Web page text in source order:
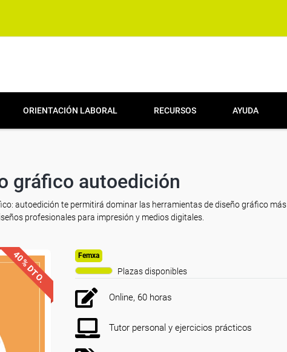
ORIENTACIÓN LABORAL RECURSOS AYUDA
gráfico autoedición
autoedición te permitirá dominar las herramientas de diseño gráfico más
profesionales para impresión y medios digitales.
40% DTO. Femxa
Plazas disponibles
Online, 60 horas
Tutor personal y ejercicios prácticos